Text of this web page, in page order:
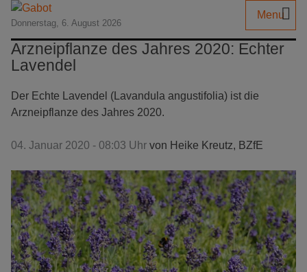
Donnerstag, 6. August 2026
Menu
Arzneipflanze des Jahres 2020: Echter
Lavendel
Der Echte Lavendel (Lavandula angustifolia) ist die
Arzneipflanze des Jahres 2020.
04. Januar 2020 - 08:03 Uhr von Heike Kreutz, BZfE